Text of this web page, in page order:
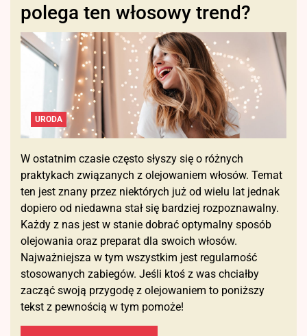
polega ten włosowy trend?
URODA
W ostatnim czasie często słyszy się o różnych
praktykach związanych z olejowaniem włosów. Temat
ten jest znany przez niektórych już od wielu lat jednak
dopiero od niedawna stał się bardziej rozpoznawalny.
Każdy z nas jest w stanie dobrać optymalny sposób
olejowania oraz preparat dla swoich włosów.
Najważniejsza w tym wszystkim jest regularność
stosowanych zabiegów. Jeśli ktoś z was chciałby
zacząć swoją przygodę z olejowaniem to poniższy
tekst z pewnością w tym pomoże!